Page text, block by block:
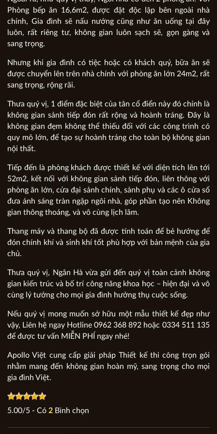
Phòng bếp ăn 16,6m2, được đặt độc lập bên ngoài nhà
chính, Gia đình sẽ nấu nướng cũng như ăn uống tại đây
luôn, rất riêng tư, không gian luôn sạch sẽ, gọn gàng và
sang trọng.
Nhưng khi gia đình có tiệc hoặc có khách quý, bữa ăn sẽ
được chuyển lên trên nhà chính với phòng ăn lớn 24m2, rất
sang trọng, rộng rãi.
Thưa quý vị, 1 điểm đặc biệt của tân cổ điển này đó chính là
không gian sảnh tiếp đón rất rộng và hoành tráng. Đây là
không gian đẹm không thể thiếu đối với các công trình có
quy mô lớn, để tạo sự hoành tráng cho toàn bộ không gian
nội thất.
Tiếp đến là phòng khách được thiết kế với diện tích lên tới
52m2, kết nối với không gian sảnh tiếp đón, liên thông với
phòng ăn lớn, cửa đại sảnh chính, sảnh phụ và các ô cửa sổ
đưa ánh sáng tràn ngập ngôi nhà, góp phần tạo nên Không
gian thông thoáng, và vô cùng lịch lãm.
Thang máy và thang bộ đã được tính toán để bẻ hướng để
đón chính khí và sinh khí tốt phù hợp với bản mệnh của gia
chủ.
Thưa quý vị, Ngân Hà vừa gửi đến quý vị toàn cảnh không
gian kiến trúc và bố trí công năng khoa học – hiện đại và vô
cùng lý tưởng cho mọi gia đình hưởng thụ cuộc sống.
Nếu quý vị mong muốn sở hữu một mẫu thiết kế đẹp như
vậy, Liên hệ ngay Hotline 0962 368 892 hoặc 0334 511 135
để được tư vấn MIỄN PHÍ ngay nhé!
Apollo Việt cung cấp giải pháp Thiết kế thi công trọn gói
nhằm mang đến không gian hoàn mỹ, sang trọng cho mọi
gia đình Việt.
5.00/5 - Có 2 Bình chọn